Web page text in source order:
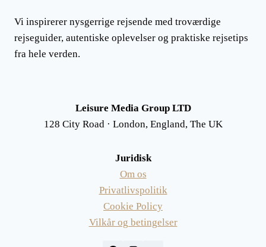
Vi inspirerer nysgerrige rejsende med troværdige
rejseguider, autentiske oplevelser og praktiske rejsetips
fra hele verden.
Leisure Media Group LTD
128 City Road · London, England, The UK
Juridisk
Om os
Privatlivspolitik
Cookie Policy
Vilkår og betingelser